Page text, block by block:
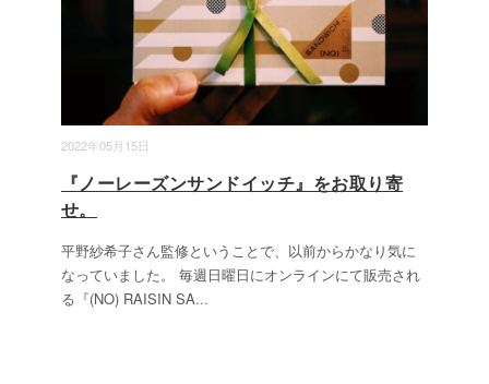
2022年05月15日
『ノーレーズンサンドイッチ』をお取り寄
せ。
平野紗希子さん監修ということで、以前からかなり気に
なっていました。 毎週日曜日にオンラインにて販売され
る『(NO) RAISIN SA...